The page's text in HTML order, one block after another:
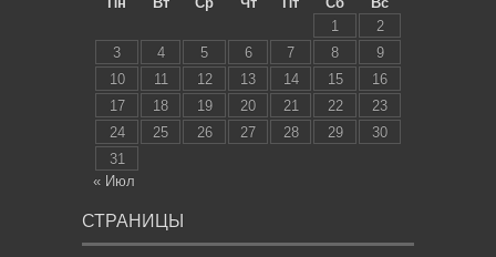
1
2
3
4 5 6 7 8
9
10
11 12 13 14 15
16
17
18 19 20 21 22
23
24
25 26 27 28 29
30
31
« Июл
СТРАНИЦЫ